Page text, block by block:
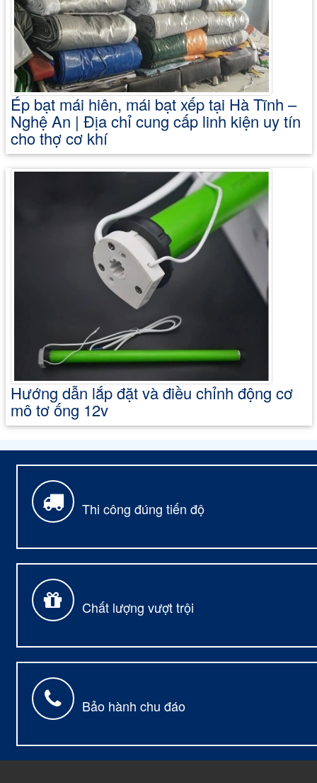
Ép bạt mái hiên, mái bạt xếp tại Hà Tĩnh –
Nghệ An | Địa chỉ cung cấp linh kiện uy tín
cho thợ cơ khí
Hướng dẫn lắp đặt và điều chỉnh động cơ
mô tơ ống 12v
Thi công đúng tiến độ
Chất lượng vượt trội
Bảo hành chu đáo